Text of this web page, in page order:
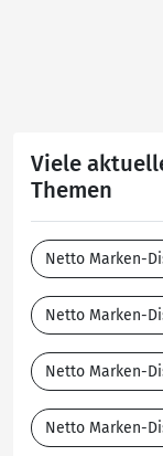
Viele
Themen
Netto Marken-
Netto Marken-
Netto Marken-
Netto Marken-